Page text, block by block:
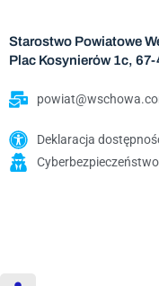
Starostwo Powiatowe
Plac Kosynierów 1c,
Deklaracja
Cyberbezpieczeństwo